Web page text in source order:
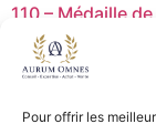
Pour offrir les
110 – Médaille
TTB
15,00€
Lire la suite